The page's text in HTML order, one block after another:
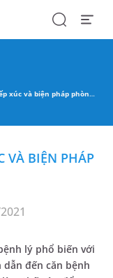
SearchOpen
và biện pháp phòng ngừa
VÀ BIỆN PHÁP
lý phổ biến với
dẫn đến căn bệnh